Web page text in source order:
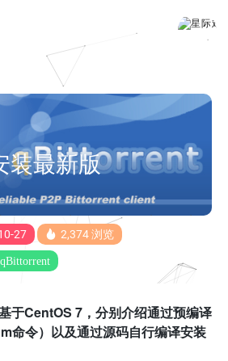
装最新版
27 2,374 浏览
qBittorrent
于CentOS 7，分别介绍通过预编译
命令）以及通过源码自行编译安装